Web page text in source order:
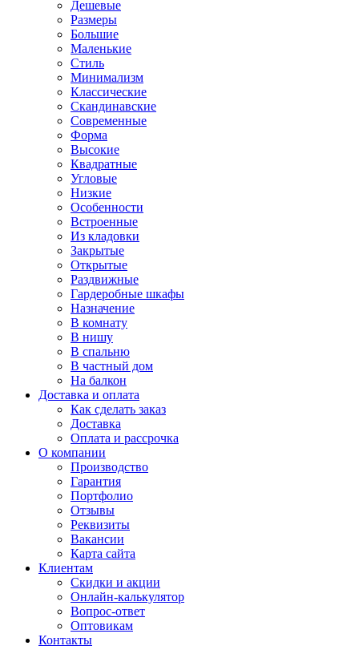
Дешевые
Размеры
Большие
Маленькие
Стиль
Минимализм
Классические
Скандинавские
Современные
Форма
Высокие
Квадратные
Угловые
Низкие
Особенности
Встроенные
Из кладовки
Закрытые
Открытые
Раздвижные
Гардеробные шкафы
Назначение
В комнату
В нишу
В спальню
В частный дом
На балкон
Доставка и оплата
Как сделать заказ
Доставка
Оплата и рассрочка
О компании
Производство
Гарантия
Портфолио
Отзывы
Реквизиты
Вакансии
Карта сайта
Клиентам
Скидки и акции
Онлайн-калькулятор
Вопрос-ответ
Оптовикам
Контакты